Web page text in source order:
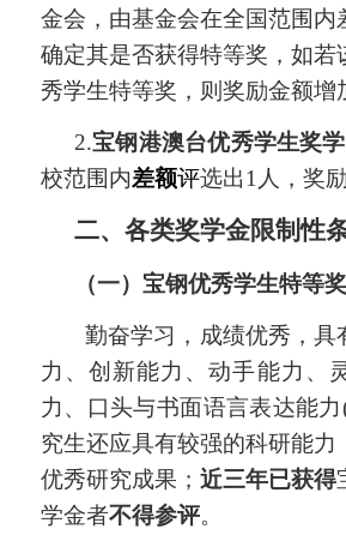
金会，由基金会在全国范围内
确定其是否获得特等奖，如若
秀学生特等奖，则奖励金额增
2.宝钢港澳台优秀学生奖
校范围内差额评选出1人，奖
二、各类奖学金限制性
（一）宝钢优秀学生特等
勤奋学习，成绩优秀，具
力、创新能力、动手能力、
力、口头与书面语言表达能
究生还应具有较强的科研能力
优秀研究成果； 近三年已获得
学金者不得参评。